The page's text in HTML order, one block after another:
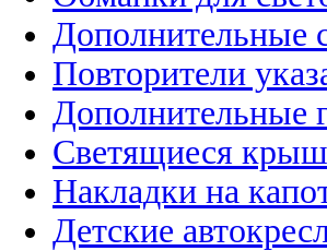
Дополнительные
Повторители
Дополнительные
Светящиеся
Накладки на
Детские